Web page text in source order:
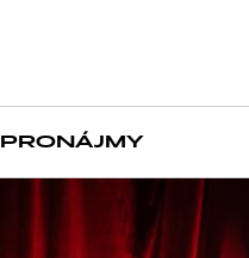
PRONÁJMY